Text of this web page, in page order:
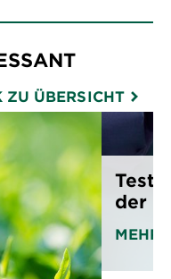
ZU ÜBERSICHT
der
MEHR